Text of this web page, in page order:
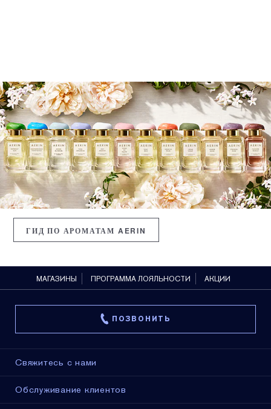
ГИД ПО АРОМАТАМ AERIN
МАГАЗИНЫ ПРОГРАММА ЛОЯЛЬНОСТИ АКЦИИ
ПОЗВОНИТЬ
Свяжитесь с нами
Обслуживание клиентов